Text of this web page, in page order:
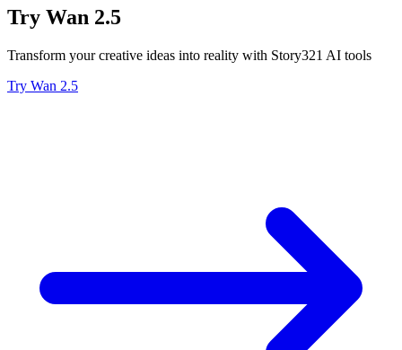
Try Wan 2.5
Transform your creative ideas into reality with Story321 AI tools
Try Wan 2.5